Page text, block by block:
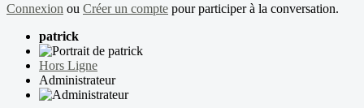
Connexion ou Créer un compte pour participer à la conversation.
patrick
Hors Ligne
Administrateur